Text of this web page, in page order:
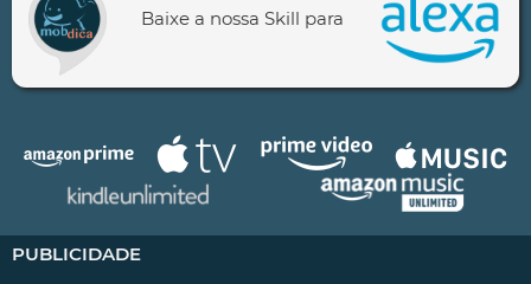
Baixe a nossa Skill para
PUBLICIDADE